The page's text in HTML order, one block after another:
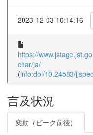
2023-12-03 10:14:16
https://
char/ja/
(info:doi/10.24583/
言及状況
変動（ピーク前後）